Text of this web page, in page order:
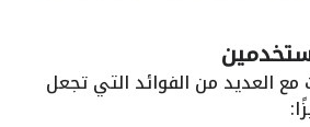
العديد من الفوائد التي تجعل